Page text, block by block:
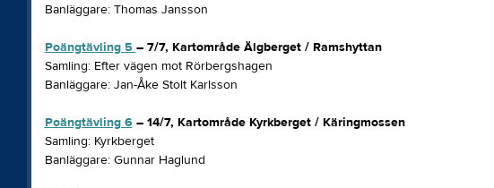
Banläggare: Thomas Jansson
Poängtävling 5 – 7/7, Kartområde Älgberget / Ramshyttan
Samling: Efter vägen mot Rörbergshagen
Banläggare: Jan-Åke Stolt Karlsson
Poängtävling 6 – 14/7, Kartområde Kyrkberget / Käringmossen
Samling: Kyrkberget
Banläggare: Gunnar Haglund